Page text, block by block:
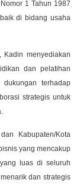
1 Tahun 1987
di bidang usaha
menyediakan
dan pelatihan
dukungan terhadap
strategis untuk
Kabupaten/Kota
yang mencakup
luas di seluruh
dan strategis